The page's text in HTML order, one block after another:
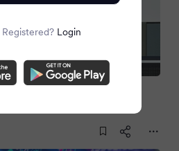
US-Inflationsdaten ein
Login